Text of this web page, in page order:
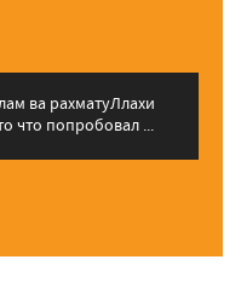
что попробовал ...